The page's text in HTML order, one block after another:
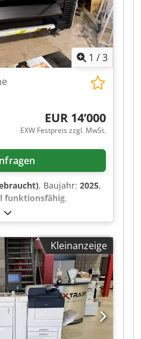
1 /3
EUR 14’000
EXW Festpreis zzgl. MwSt.
, Baujahr: 2025,
funktionsfähig,
SC-S9100
einem sehr guten Preis
ist das Programm
Epson Modell: SC-
Af Asrf Interne
Seriennummer:
1: 100-120/200-
1: 50/60 Hz
Eingangsspannung 2:
2: 50/60 Hz
Kleinanzeige